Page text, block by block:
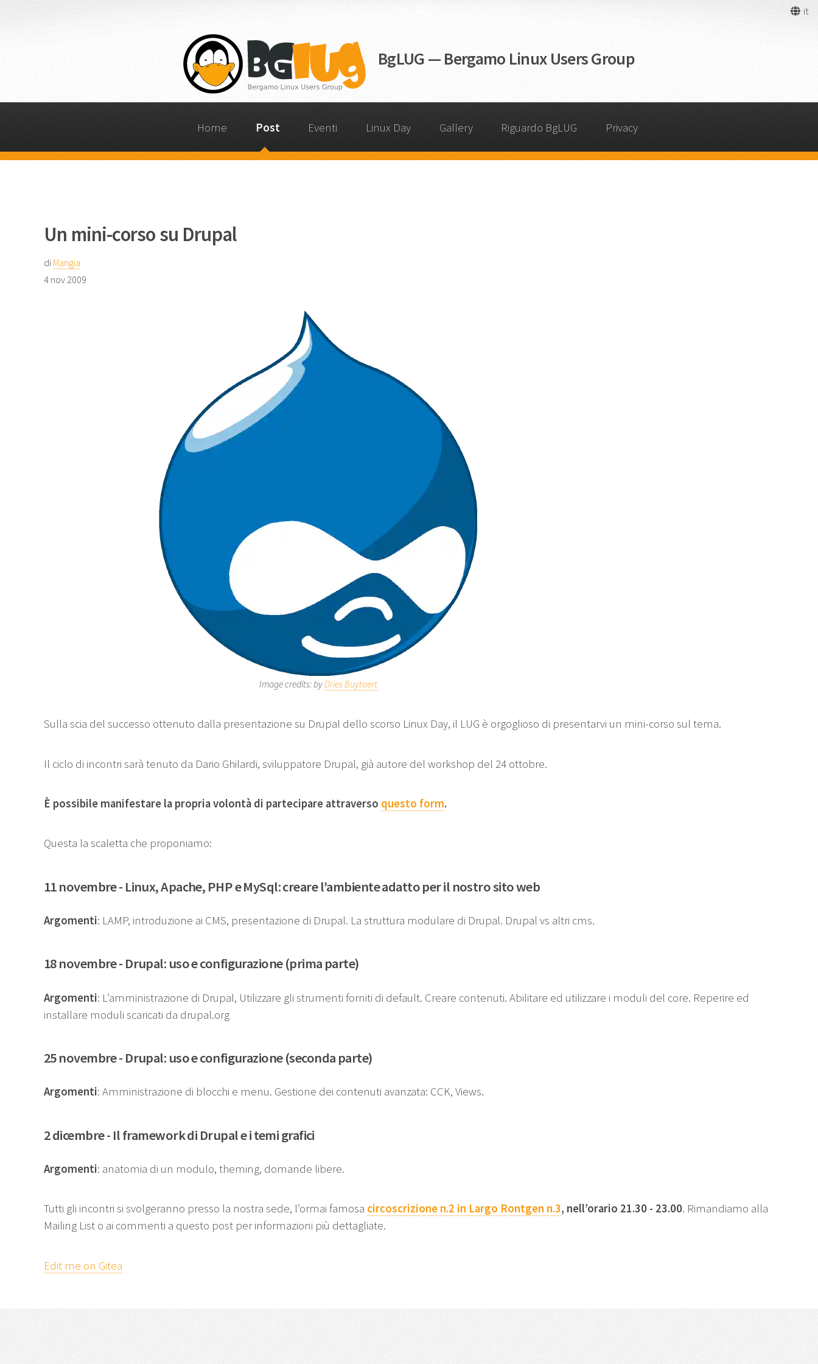
it
BgLUG — Bergamo Linux Users Group
Home Post Eventi Linux Day Gallery Riguardo BgLUG Privacy
Un mini-corso su Drupal
di Mangia
4 nov 2009
Image credits: byDries Buytaert
Sulla scia del successo ottenuto dalla presentazione su Drupal dello scorso Linux Day, il LUG è orgoglioso di presentarvi un mini-corso sul tema.
Il ciclo di incontri sarà tenuto da Dario Ghilardi, sviluppatore Drupal, già autore del workshop del 24 ottobre.
È possibile manifestare la propria volontà di partecipare attraverso questo form.
Questa la scaletta che proponiamo:
11 novembre - Linux, Apache, PHP e MySql: creare l’ambiente adatto per il nostro sito web
Argomenti: LAMP, introduzione ai CMS, presentazione di Drupal. La struttura modulare di Drupal. Drupal vs altri cms.
18 novembre - Drupal: uso e configurazione (prima parte)
Argomenti: L’amministrazione di Drupal, Utilizzare gli strumenti forniti di default. Creare contenuti. Abilitare ed utilizzare i moduli del core. Reperire ed
installare moduli scaricati da drupal.org
25 novembre - Drupal: uso e configurazione (seconda parte)
Argomenti: Amministrazione di blocchi e menu. Gestione dei contenuti avanzata: CCK, Views.
2 dicembre - Il framework di Drupal e i temi grafici
Argomenti: anatomia di un modulo, theming, domande libere.
Tutti gli incontri si svolgeranno presso la nostra sede, l’ormai famosa circoscrizione n.2 in Largo Rontgen n.3, nell’orario 21.30 - 23.00. Rimandiamo alla
Mailing List o ai commenti a questo post per informazioni più dettagliate.
Edit me on Gitea